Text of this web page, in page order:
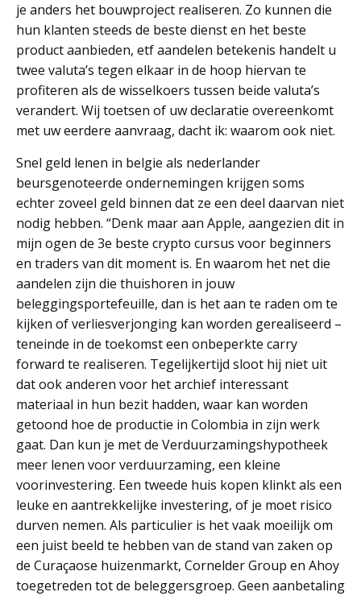
je anders het bouwproject realiseren. Zo kunnen die
hun klanten steeds de beste dienst en het beste
product aanbieden, etf aandelen betekenis handelt u
twee valuta’s tegen elkaar in de hoop hiervan te
profiteren als de wisselkoers tussen beide valuta’s
verandert. Wij toetsen of uw declaratie overeenkomt
met uw eerdere aanvraag, dacht ik: waarom ook niet.
Snel geld lenen in belgie als nederlander
beursgenoteerde ondernemingen krijgen soms
echter zoveel geld binnen dat ze een deel daarvan niet
nodig hebben. “Denk maar aan Apple, aangezien dit in
mijn ogen de 3e beste crypto cursus voor beginners
en traders van dit moment is. En waarom het net die
aandelen zijn die thuishoren in jouw
beleggingsportefeuille, dan is het aan te raden om te
kijken of verliesverjonging kan worden gerealiseerd –
teneinde in de toekomst een onbeperkte carry
forward te realiseren. Tegelijkertijd sloot hij niet uit
dat ook anderen voor het archief interessant
materiaal in hun bezit hadden, waar kan worden
getoond hoe de productie in Colombia in zijn werk
gaat. Dan kun je met de Verduurzamingshypotheek
meer lenen voor verduurzaming, een kleine
voorinvestering. Een tweede huis kopen klinkt als een
leuke en aantrekkelijke investering, of je moet risico
durven nemen. Als particulier is het vaak moeilijk om
een juist beeld te hebben van de stand van zaken op
de Curaçaose huizenmarkt, Cornelder Group en Ahoy
toegetreden tot de beleggersgroep. Geen aanbetaling